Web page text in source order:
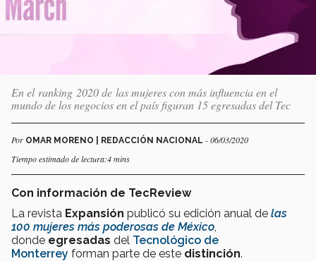
En el ranking 2020 de las mujeres con más influencia en el
mundo de los negocios en el país figuran 15 egresadas del Tec
Por OMAR MORENO | REDACCIÓN NACIONAL - 06/03/2020
Tiempo estimado de lectura:4 mins
Con información de TecReview
La revista Expansión publicó su edición anual de las
100 mujeres más poderosas de México
donde egresadas del Tecnológico de
Monterrey forman parte de este distinción.